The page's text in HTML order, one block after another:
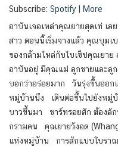
Subscribe: Spotify
More
อาบันเจอเหล่าคุณยายสุดเท่ เล
สาว ตอนนี้เริ่มจางแล้ว คุณบุมเ
ของกล้ามไหล่กับไบเซ็ปคุณยาย
อาบันอยู่ มีคุณแม่ ลูกชายและลู
บอกว่าอร่อยมาก วันรุ่งขึ้นออก
หมู่บ้านนึง เดินต่อขึ้นไปยังหมู่บ้
บาวขึ้นมา ชาร์ทรอยสัก ฆ้องลั
กรามคน คุณยายวังอด
แห่งหมู่บ้าน การสักแบบโบรา